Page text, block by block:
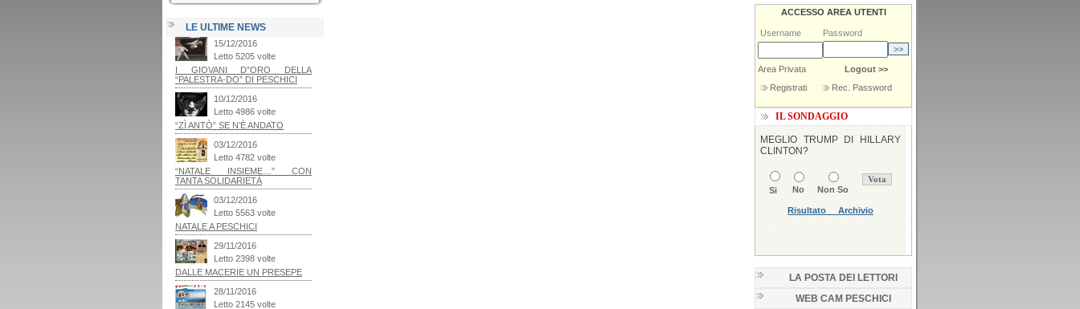
LE ULTIME NEWS
ACCESSO AREA UTENTI
Username Password
Area Privata
Logout >>
Registrati
Rec. Password
IL SONDAGGIO
LA POSTA DEI LETTORI
WEB CAM PESCHICI